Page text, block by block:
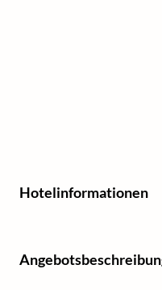
Hotelinformationen